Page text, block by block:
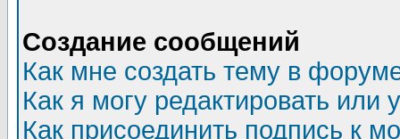
Создание сообщений
Как мне создать тему в
Как я могу редактировать или
Как присоединить подпись к